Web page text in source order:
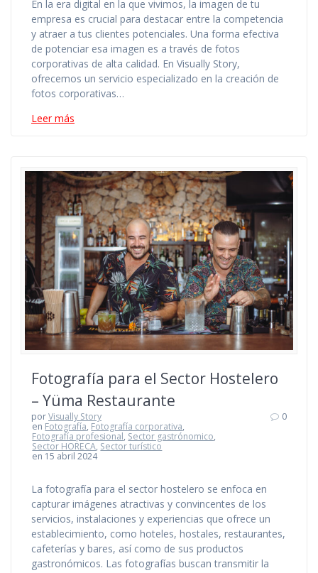
En la era digital en la que vivimos, la imagen de tu
empresa es crucial para destacar entre la competencia
y atraer a tus clientes potenciales. Una forma efectiva
de potenciar esa imagen es a través de fotos
corporativas de alta calidad. En Visually Story,
ofrecemos un servicio especializado en la creación de
fotos corporativas…
Leer más
Fotografía para el Sector Hostelero
– Yüma Restaurante
porVisually Story
en Fotografía, Fotografía corporativa,
Fotografía profesional, Sector gastrónomico,
Sector HORECA, Sector turístico
en 15 abril 2024
0
La fotografía para el sector hostelero se enfoca en
capturar imágenes atractivas y convincentes de los
servicios, instalaciones y experiencias que ofrece un
establecimiento, como hoteles, hostales, restaurantes,
cafeterías y bares, así como de sus productos
gastronómicos. Las fotografías buscan transmitir la